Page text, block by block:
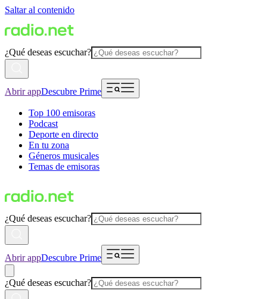
Saltar al contenido
¿Qué deseas escuchar?
Abrir appDescubre Prime
Top 100 emisoras
Podcast
Deporte en directo
En tu zona
Géneros musicales
Temas de emisoras
¿Qué deseas escuchar?
Abrir appDescubre Prime
¿Qué deseas escuchar?